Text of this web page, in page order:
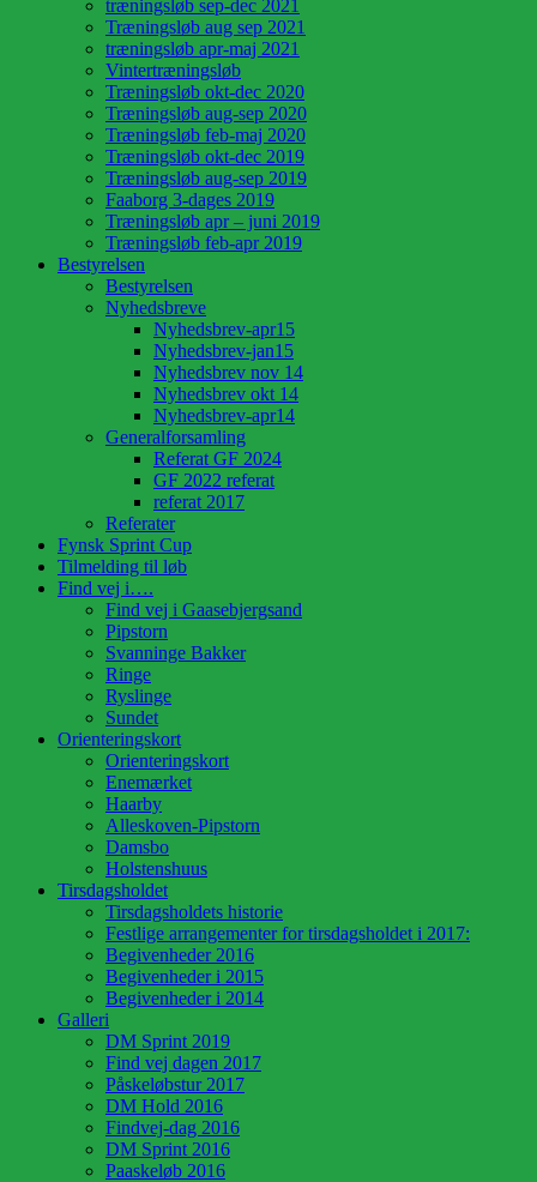
træningsløb sep-dec 2021
Træningsløb aug sep 2021
træningsløb apr-maj 2021
Vintertræningsløb
Træningsløb okt-dec 2020
Træningsløb aug-sep 2020
Træningsløb feb-maj 2020
Træningsløb okt-dec 2019
Træningsløb aug-sep 2019
Faaborg 3-dages 2019
Træningsløb apr – juni 2019
Træningsløb feb-apr 2019
Bestyrelsen
Bestyrelsen
Nyhedsbreve
Nyhedsbrev-apr15
Nyhedsbrev-jan15
Nyhedsbrev nov 14
Nyhedsbrev okt 14
Nyhedsbrev-apr14
Generalforsamling
Referat GF 2024
GF 2022 referat
referat 2017
Referater
Fynsk Sprint Cup
Tilmelding til løb
Find vej i….
Find vej i Gaasebjergsand
Pipstorn
Svanninge Bakker
Ringe
Ryslinge
Sundet
Orienteringskort
Orienteringskort
Enemærket
Haarby
Alleskoven-Pipstorn
Damsbo
Holstenshuus
Tirsdagsholdet
Tirsdagsholdets historie
Festlige arrangementer for tirsdagsholdet i 2017:
Begivenheder 2016
Begivenheder i 2015
Begivenheder i 2014
Galleri
DM Sprint 2019
Find vej dagen 2017
Påskeløbstur 2017
DM Hold 2016
Findvej-dag 2016
DM Sprint 2016
Paaskeløb 2016